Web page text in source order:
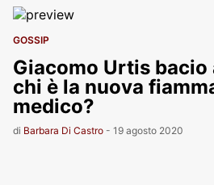
GOSSIP
Giacomo Urtis bacio
chi è la nuova
medico?
di Barbara Di Castro - 19 agosto 2020